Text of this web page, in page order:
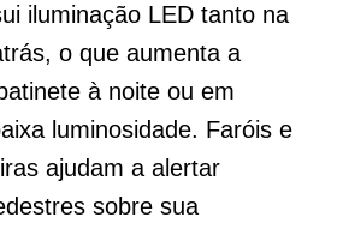
iluminação LED tanto na
o que aumenta a
à noite ou em
luminosidade. Faróis e
ajudam a alertar
sobre sua